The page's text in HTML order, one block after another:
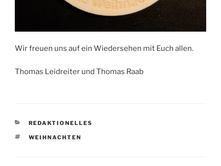
Wir freuen uns auf ein Wiedersehen mit Euch allen.
Thomas Leidreiter und Thomas Raab
KATEGORIEN
REDAKTIONELLES
SCHLAGWÖRTER
WEIHNACHTEN